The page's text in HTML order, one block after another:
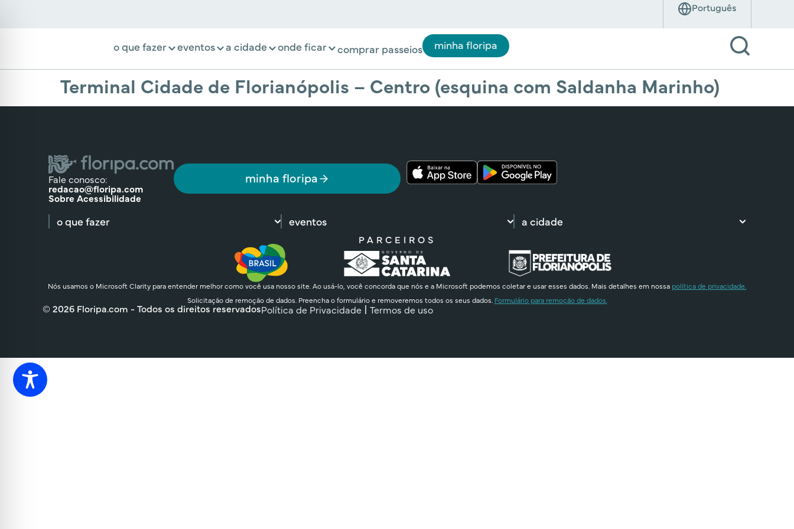
o que fazer eventos a cidade onde ficar comprar passeios minha floripa
Terminal Cidade de Florianópolis – Centro (esquina com Saldanha Marinho)
Fale conosco:
redacao@floripa.com
Sobre Acessibilidade
minha floripa
o que fazer eventos a cidade
PARCEIROS
Nós usamos o Microsoft Clarity para entender melhor como você usa nosso site. Ao usá-lo, você concorda que nós e a Microsoft podemos coletar e usar esses dados. Mais detalhes em nossa política de privacidade.
Solicitação de remoção de dados. Preencha o formulário e removeremos todos os seus dados. Formulário para remoção de dados.
© 2026 Floripa.com - Todos os direitos reservadosPolítica de Privacidade Termos de uso